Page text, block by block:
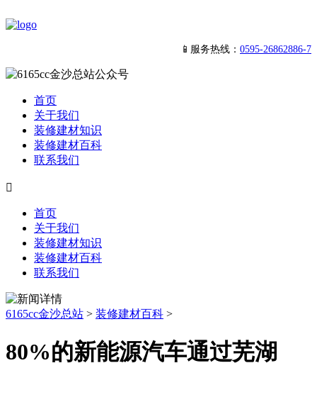
📱服务热线： 0595-26862886-7
首页
关于我们
装修建材知识
装修建材百科
联系我们

首页
关于我们
装修建材知识
装修建材百科
联系我们
6165cc金沙总站 > 装修建材百科 >
80%的新能源汽车通过芜湖